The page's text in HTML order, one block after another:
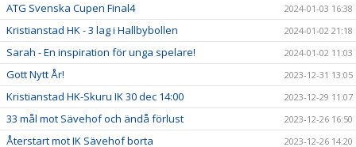
ATG Svenska Cupen Final4 2024-01-03 16:38
Kristianstad HK - 3 lag i Hallbybollen 2024-01-02 21:18
Sarah - En inspiration för unga spelare! 2024-01-02 11:03
Gott Nytt År! 2023-12-31 13:05
Kristianstad HK-Skuru IK 30 dec 14:00 2023-12-29 11:07
33 mål mot Sävehof och ändå förlust 2023-12-26 16:50
Återstart mot IK Sävehof borta 2023-12-26 14:20